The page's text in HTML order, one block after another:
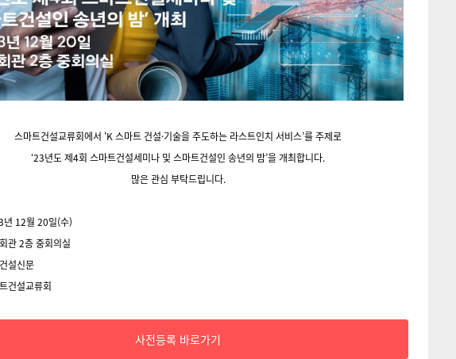
스마트건설교류회에서 'K 스마트 건설·기술을 주도하는 라스트인치 서비스’를 주제로
‘23년도 제4회 스마트건설세미나 및 스마트건설인 송년의 밤’을 개최합니다.
많은 관심 부탁드립니다.
12월 20일(수)
관 2층 중회의실
설신문
건설교류회
사전등록 바로가기